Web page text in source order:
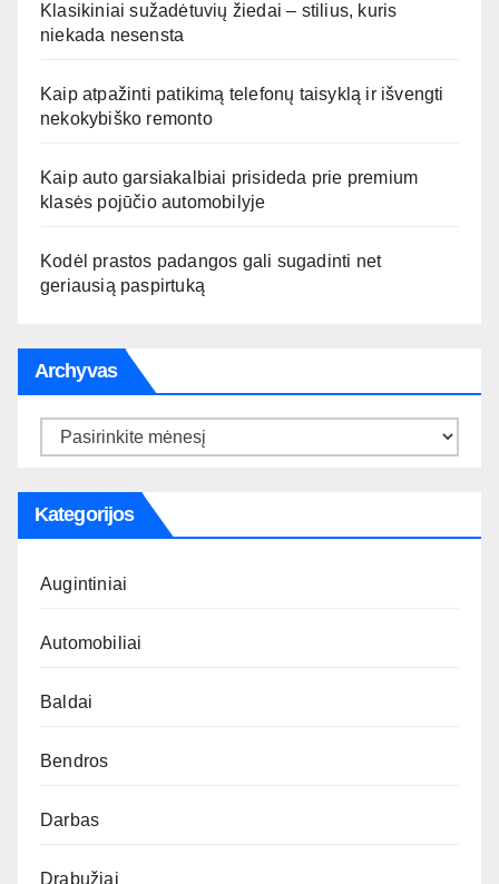
Klasikiniai sužadėtuvių žiedai – stilius, kuris
niekada nesensta
Kaip atpažinti patikimą telefonų taisyklą ir išvengti
nekokybiško remonto
Kaip auto garsiakalbiai prisideda prie premium
klasės pojūčio automobilyje
Kodėl prastos padangos gali sugadinti net
geriausią paspirtuką
Archyvas
Archyvas
Kategorijos
Augintiniai
Automobiliai
Baldai
Bendros
Darbas
Drabužiai